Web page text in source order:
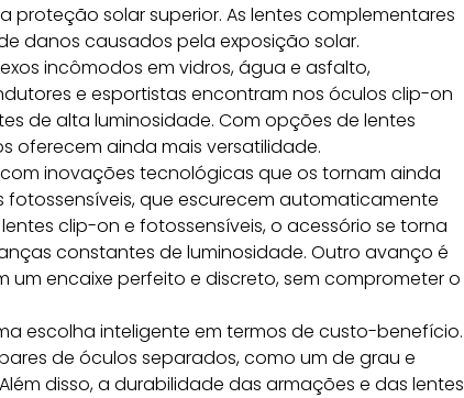
proteção solar superior. As lentes complementares
danos causados pela exposição solar.
incômodos em vidros, água e asfalto,
e esportistas encontram nos óculos clip-on
de alta luminosidade. Com opções de lentes
oferecem ainda mais versatilidade.
inovações tecnológicas que os tornam ainda
fotossensíveis, que escurecem automaticamente
clip-on e fotossensíveis, o acessório se torna
constantes de luminosidade. Outro avanço é
encaixe perfeito e discreto, sem comprometer o
escolha inteligente em termos de custo-benefício.
de óculos separados, como um de grau e
disso, a durabilidade das armações e das lentes